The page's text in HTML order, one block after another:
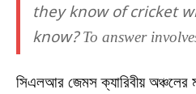
they know of cricket
know?To answer
সিএলআর জেমস ক্যারিবীয় অঞ্চলের